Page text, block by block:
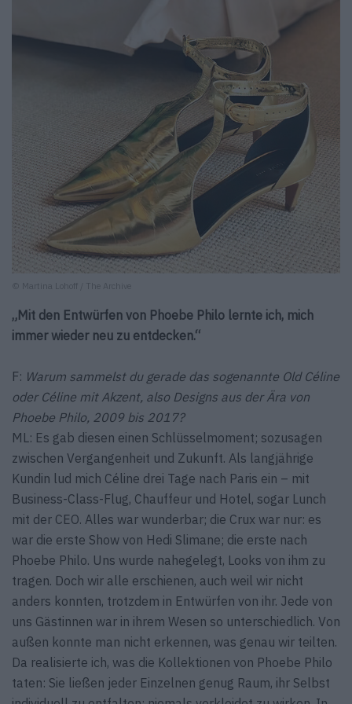
© Martina Lohoff / The Archive
„Mit den Entwürfen von Phoebe Philo lernte ich, mich
immer wieder neu zu entdecken.“
F: Warum sammelst du gerade das sogenannte Old Céline
oder Céline mit Akzent, also Designs aus der Ära von
Phoebe Philo, 2009 bis 2017?
ML: Es gab diesen einen Schlüsselmoment; sozusagen
zwischen Vergangenheit und Zukunft. Als langjährige
Kundin lud mich Céline drei Tage nach Paris ein – mit
Business-Class-Flug, Chauffeur und Hotel, sogar Lunch
mit der CEO. Alles war wunderbar; die Crux war nur: es
war die erste Show von Hedi Slimane; die erste nach
Phoebe Philo. Uns wurde nahegelegt, Looks von ihm zu
tragen. Doch wir alle erschienen, auch weil wir nicht
anders konnten, trotzdem in Entwürfen von ihr. Jede von
uns Gästinnen war in ihrem Wesen so unterschiedlich. Von
außen konnte man nicht erkennen, was genau wir teilten.
Da realisierte ich, was die Kollektionen von Phoebe Philo
taten: Sie ließen jeder Einzelnen genug Raum, ihr Selbst